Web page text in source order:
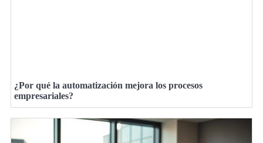
¿Por qué la automatización mejora los procesos
empresariales?